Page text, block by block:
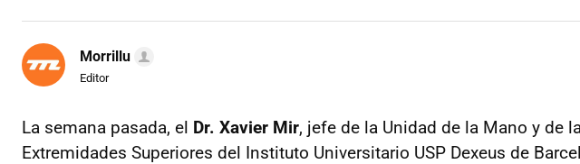
Morrillu
Editor
La semana pasada, el Dr. Xavier Mir, jefe de la Unidad de la Mano y de
Extremidades Superiores del Instituto Universitario USP Dexeus de